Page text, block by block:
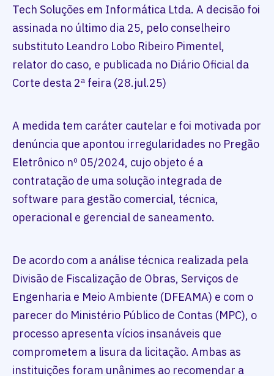
Tech Soluções em Informática Ltda. A decisão foi
assinada no último dia 25, pelo conselheiro
substituto Leandro Lobo Ribeiro Pimentel,
relator do caso, e publicada no Diário Oficial da
Corte desta 2ª feira (28.jul.25)
A medida tem caráter cautelar e foi motivada por
denúncia que apontou irregularidades no Pregão
Eletrônico nº 05/2024, cujo objeto é a
contratação de uma solução integrada de
software para gestão comercial, técnica,
operacional e gerencial de saneamento.
De acordo com a análise técnica realizada pela
Divisão de Fiscalização de Obras, Serviços de
Engenharia e Meio Ambiente (DFEAMA) e com o
parecer do Ministério Público de Contas (MPC), o
processo apresenta vícios insanáveis que
comprometem a lisura da licitação. Ambas as
instituições foram unânimes ao recomendar a